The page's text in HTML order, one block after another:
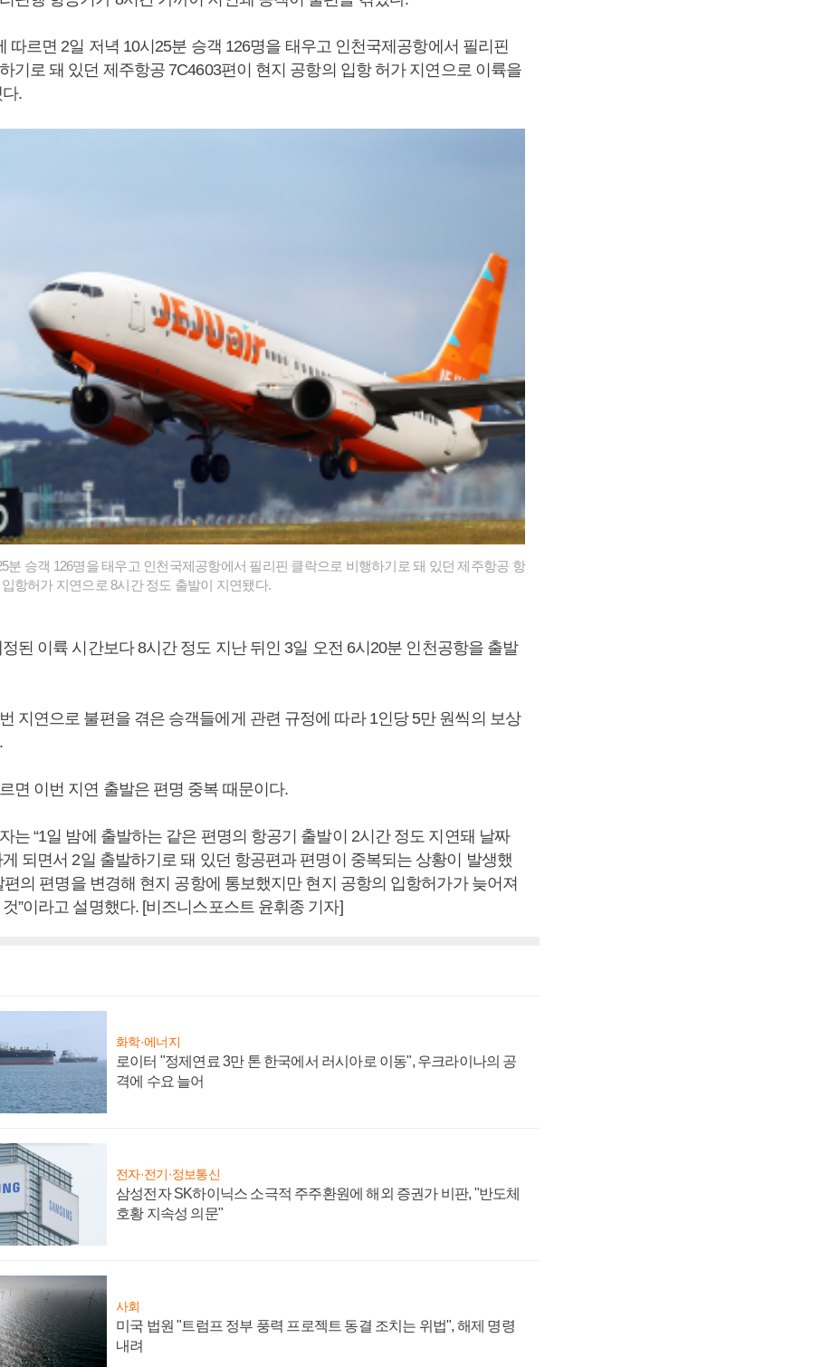
따르면 2일 저녁 10시25분 승객 126명을 태우고 인천국제공항에서 필리핀
기로 돼 있던 제주항공 7C4603편이 현지 공항의 입항 허가 지연으로 이륙을
.
분 승객 126명을 태우고 인천국제공항에서 필리핀 클락으로 비행하기로 돼 있던 제주항공 항
항허가 지연으로 8시간 정도 출발이 지연됐다.
된 이륙 시간보다 8시간 정도 지난 뒤인 3일 오전 6시20분 인천공항을 출발
지연으로 불편을 겪은 승객들에게 관련 규정에 따라 1인당 5만 원씩의 보상
면 이번 지연 출발은 편명 중복 때문이다.
는 “1일 밤에 출발하는 같은 편명의 항공기 출발이 2시간 정도 지연돼 날짜
되면서 2일 출발하기로 돼 있던 항공편과 편명이 중복되는 상황이 발생했
편의 편명을 변경해 현지 공항에 통보했지만 현지 공항의 입항허가가 늦어져
”이라고 설명했다. [비즈니스포스트 윤휘종 기자]
화학·에너지
로이터 "정제연료 3만 톤 한국에서 러시아로 이동", 우크라이나의 공
격에 수요 늘어
전자·전기·정보통신
삼성전자 SK하이닉스 소극적 주주환원에 해외 증권가 비판, "반도체
호황 지속성 의문"
사회
미국 법원 "트럼프 정부 풍력 프로젝트 동결 조치는 위법", 해제 명령
내려